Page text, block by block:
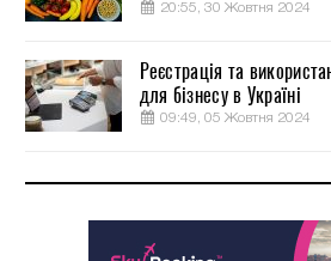
20:55, 30 Жовтня 2024
Реєстрація та
для бізнесу в Україні
09:49, 05 Жовтня 2024